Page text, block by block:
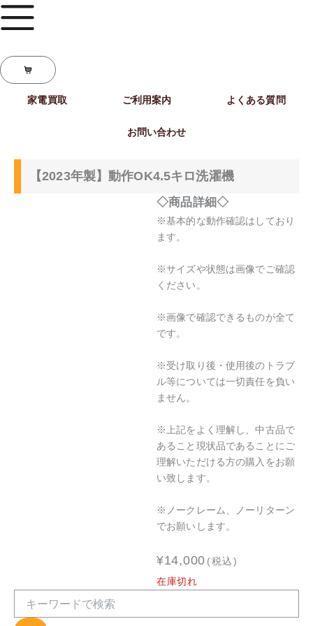
内
容
ス
キ
C
a
r
家電買取 ご利用案内 よくある質問
お問い合わせ
【2023年製】動作OK4.5キロ洗濯機
◇商品詳細◇
※基本的な動作確認はしており
ます。
※サイズや状態は画像でご確認
ください。
※画像で確認できるものが全て
です。
※受け取り後・使用後のトラブ
ル等については一切責任を負い
ません。
※上記をよく理解し、中古品で
あること現状品であることにご
理解いただける方の購入をお願
い致します。
※ノークレーム、ノーリターン
でお願いします。
¥14,000 (税込)
在庫切れ